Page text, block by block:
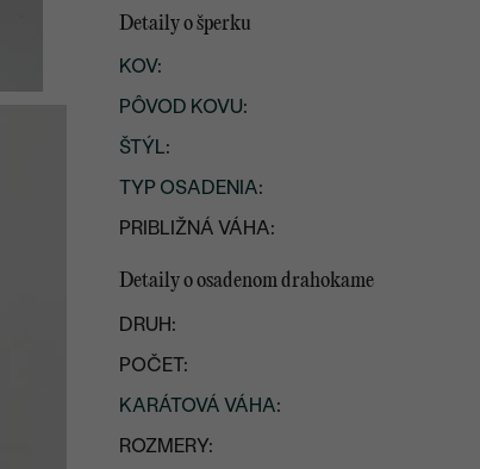
Detaily o šperku
KOV:
PÔVOD KOVU:
ŠTÝL:
TYP OSADENIA:
PRIBLIŽNÁ VÁHA:
Detaily o osadenom drahokame
DRUH:
POČET:
KARÁTOVÁ VÁHA:
ROZMERY: